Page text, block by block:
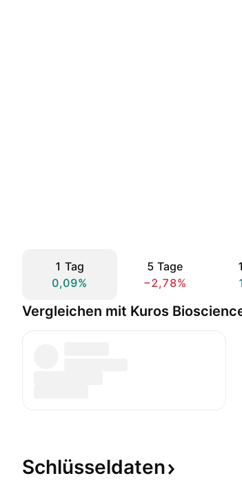
1 Tag
0,09%
5 Tage
−2,78%
Vergleichen mit Kuros
Schlüsseldaten